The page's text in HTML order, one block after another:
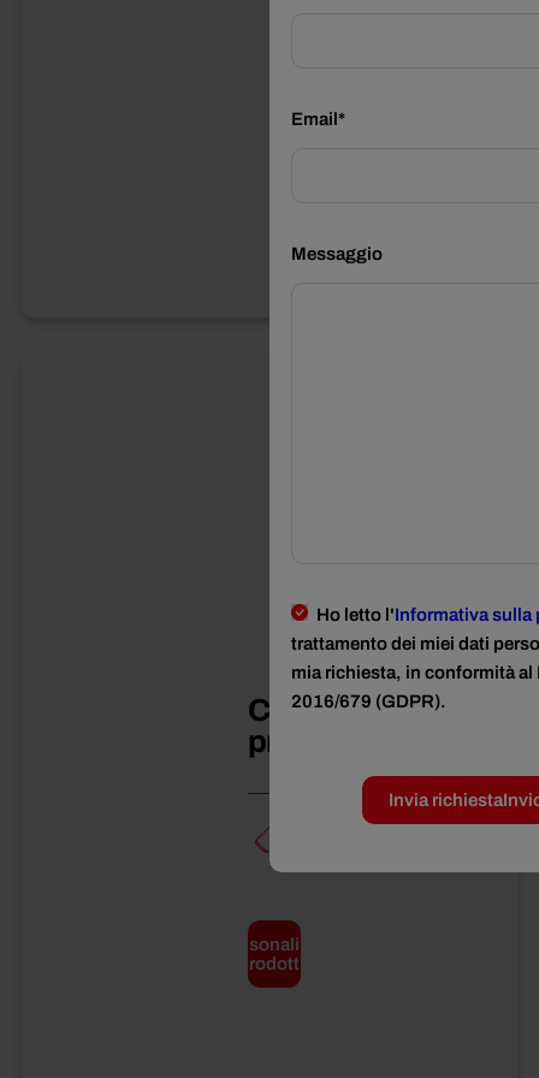
Caratteristiche
prodotto
totale
5
Personalizza
prodotto
Email*
Messaggio
Ho letto l'Informativa sulla
trattamento dei miei dati
mia richiesta, in conformità al
2016/679 (GDPR).
Invia richiesta